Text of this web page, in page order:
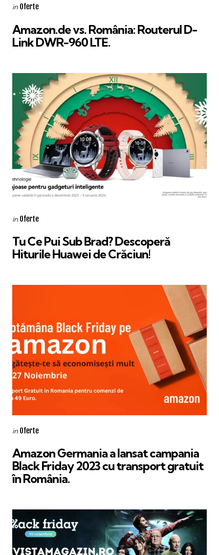
Categories
Posted
in Oferte
Amazon.de vs. România: Routerul D-
Link DWR-960 LTE.
Categories
Posted
in Oferte
Tu Ce Pui Sub Brad? Descoperă
Hiturile Huawei de Crăciun!
Categories
Posted
in Oferte
Amazon Germania a lansat campania
Black Friday 2023 cu transport gratuit
în România.